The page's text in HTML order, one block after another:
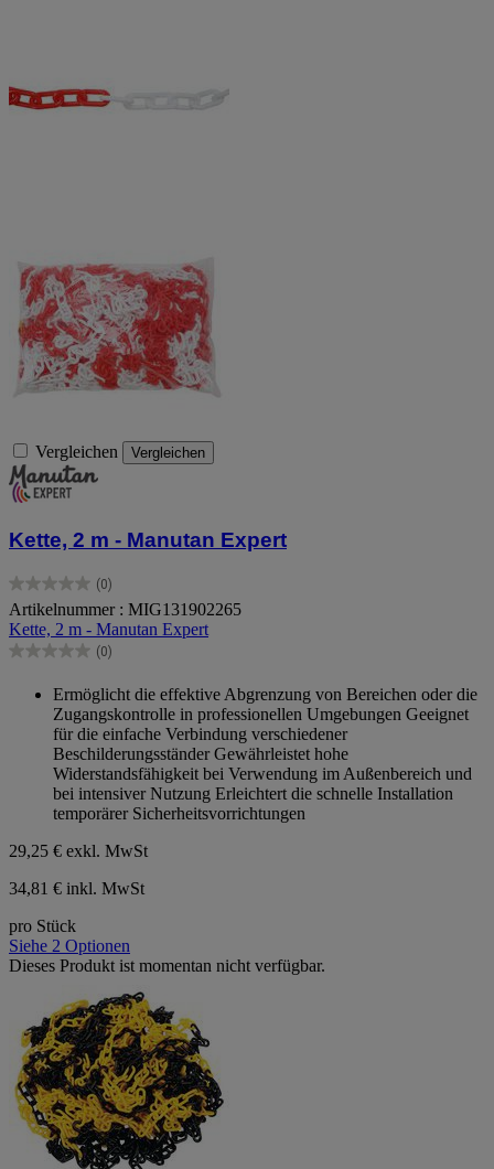
Vergleichen Vergleichen
Kette, 2 m - Manutan Expert
(0)
0.0
von
5
Sternen.
Artikelnummer : MIG131902265
Kette, 2 m - Manutan Expert
(0)
0.0
Sternen.
Ermöglicht die effektive Abgrenzung von Bereichen oder die
Zugangskontrolle in professionellen Umgebungen Geeignet
für die einfache Verbindung verschiedener
Beschilderungsständer Gewährleistet hohe
Widerstandsfähigkeit bei Verwendung im Außenbereich und
bei intensiver Nutzung Erleichtert die schnelle Installation
temporärer Sicherheitsvorrichtungen
29,25 € exkl. MwSt
34,81 € inkl. MwSt
pro Stück
Siehe 2 Optionen
Dieses Produkt ist momentan nicht verfügbar.